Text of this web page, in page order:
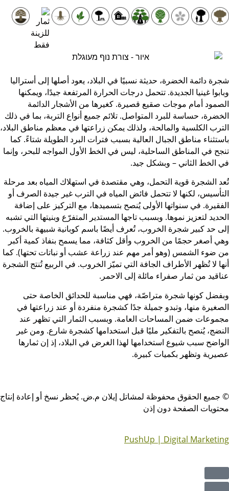
دائمة الخضرة، حديثة نسبيًا في البلاد، يعود أصلها إلى أستراليا
غينيا الجديدة. تتحمل درجات الحرارة المرتفعة جيدًا، ويمكنها
أمام موجات صقيع قصيرة. كغيرها من الأشجار الدائمة
حساسة للبرد المتواصل. تلائم جميع أنواع التربة، بما في ذلك
الكلسية والمالحة، ولذلك يمكن زراعتها في معظم مناطق البلاد،
مناطق الجبال العالية بسبب فترات البرد الطويلة شتاءً. كما
في المناطق الساحلية، ليس في الخط الأول المواجه للبحر، وإنما
الخط الثاني – وبشكل جيد.
الشجرة قوية التحمل، وهي مقتصدة في استهلاك المياه بعد مرحلة
لكنها لا تتحمل فائض المياه في الترب غير جيدة الصرف أو
في سنواتها الأولى يُنصح بتسميدها، مع التركيز على إضافة
لتعزيز نموها. وبسبب تاجها المستدير المتفرّع وبنيتها التي تشبه
حد كبير شجرة الخروب، تُعرف أيضًا باسم كوبانية شبيهة بالخروب.
أصغر حجمًا من الخروب وأقل كثافة، مما يسمح بنفاذ كمية أكبر
ضوء الشمس (وهو أمر مهم عند زراعة عشب أو نباتات تحتها). كما
لا تُظهر الأطراف الجافة التي تميّز الخروب. في الربيع تُنتج الشجرة
من ثمار صفراء مائلة إلى الاحمر.
كونها شجرة متراصّة، فهي مناسبة للحدائق الخاصة حتى
منها، وتبدو جميلة جدًا كشجرة منفردة أو عند زراعتها في
ضمن المساحات العامة. وبسبب الثمار التي تظهر عند
يُنصح بالتفكير مليًا قبل استخدامها كشجرة شارع. ومن غير
سبب شيوع استخدامها لهذا الغرض في البلاد، إذ إن ثمارها
وتظهر بكميات كبيرة.
الحقوق محفوظة لمشاتل إيلان م.ض. يُحظر نسخ أو إعادة إنتاج
الصفحة دون إذن
PushUp | Digital